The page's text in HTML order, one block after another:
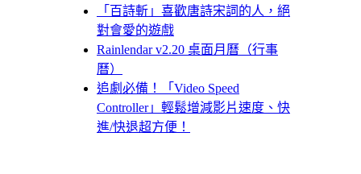
「百詩斬」喜歡唐詩宋詞的人，絕
對會愛的遊戲
Rainlendar v2.20 桌面月曆（行事
曆）
追劇必備！「Video Speed
Controller」輕鬆增減影片速度、快
進/快退超方便！